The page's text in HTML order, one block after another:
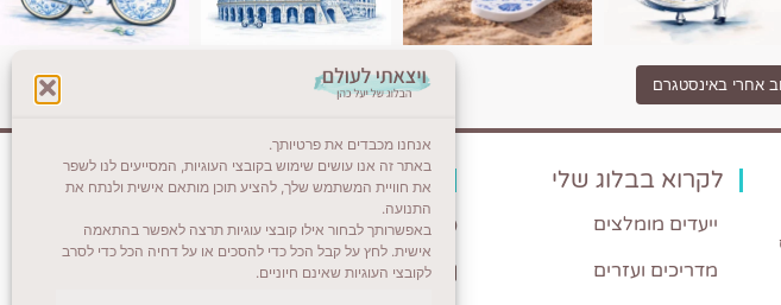
אנחנו מכבדים את פרטיותך.
באתר זה אנו עושים שימוש בקובצי העוגיות, המסייעים לנו לשפר
את חוויית המשתמש שלך, להציע תוכן מותאם אישית ולנתח את
התנועה.
באפשרותך לבחור אילו קובצי עוגיות תרצה לאפשר בהתאמה
אישית. לחץ על קבל הכל כדי להסכים או על דחיה הכל כדי לסרב
לקובצי העוגיות שאינם חיוניים.
אחרי באינסטגרם
לקרוא בבלוג שלי
ייעדים מומלצים
מדריכים ועזרים
צרו קשר (לא בשבת)
לשליחת הודעת וואטסאפ
veyatsati.laolam@gmail.com